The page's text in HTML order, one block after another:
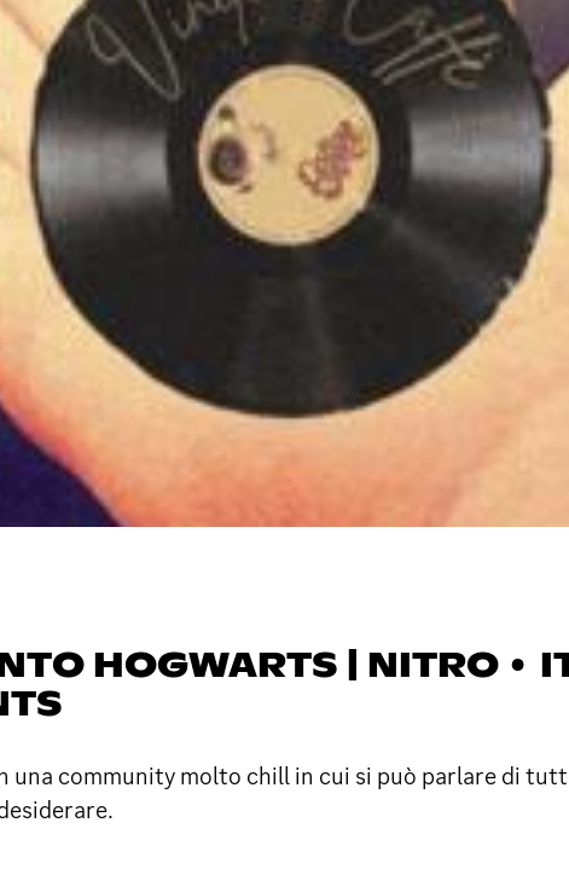
HOGWARTS | NITRO •
community molto chill in cui si può parlare di